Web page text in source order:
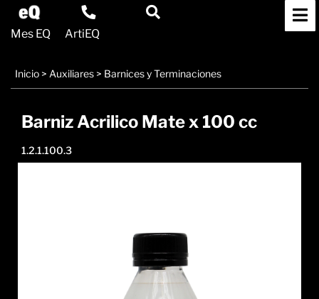
Mes EQ ArtiEQ
Inicio > Auxiliares > Barnices y Terminaciones
Barniz Acrilico Mate x 100 cc
1.2.1.100.3